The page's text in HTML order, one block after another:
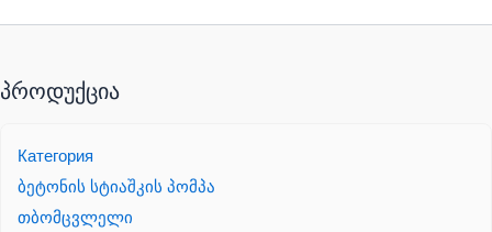
პროდუქცია
Категория
ბეტონის სტიაშკის პომპა
თბომცვლელი